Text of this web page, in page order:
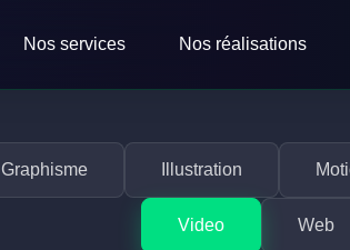
Nos services Nos réalisations
Graphisme Illustration
Video Web